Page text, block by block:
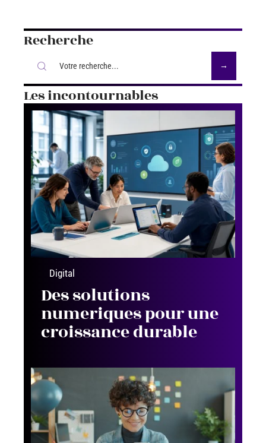
Recherche
Les incontournables
Digital
Des solutions
numeriques pour une
croissance durable